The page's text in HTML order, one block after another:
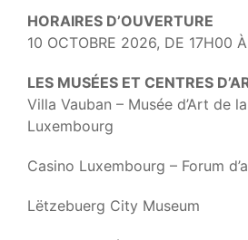
HORAIRES D’OUVERTURE
10 OCTOBRE 2026, DE 17H00
LES MUSÉES ET CENTRES
Villa Vauban – Musée d’Art de
Luxembourg
Casino Luxembourg – Forum
Lëtzebuerg City Museum